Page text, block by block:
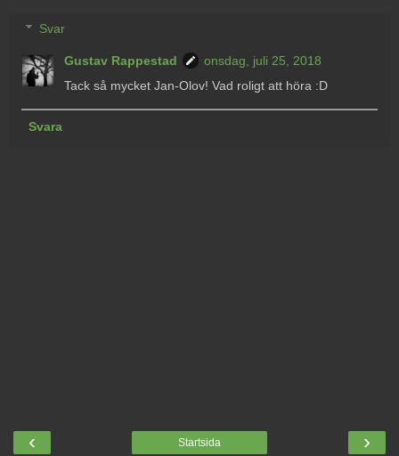
Svar
Gustav Rappestad
onsdag, juli 25, 2018
Tack så mycket Jan-Olov! Vad roligt att höra :D
Svara
‹ ›
Startsida